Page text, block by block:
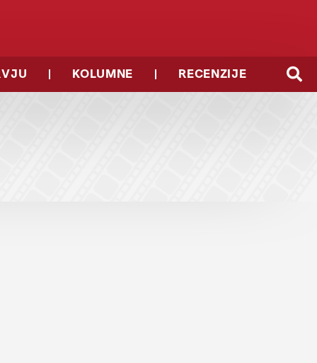
KOLUMNE RECENZIJE